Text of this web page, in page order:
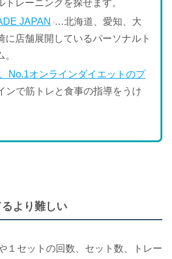
トレーニングを探せます。
JAPAN …北海道、愛知、大
に店舗展開しているパーソナルト
No.1オンラインダイエットのプ
ンで筋トレと食事の指導をうけ
より難しい
１セットの回数、セット数、トレー